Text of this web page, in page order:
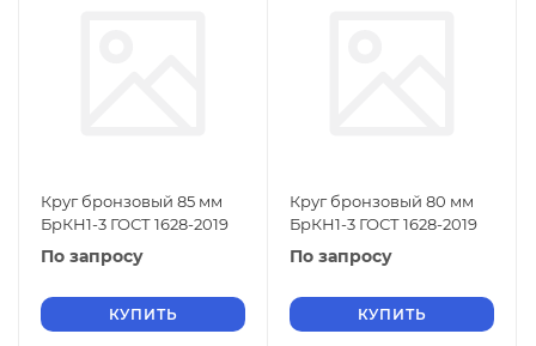
Круг бронзовый 85 мм
БрКН1-3 ГОСТ 1628-2019
По запросу
КУПИТЬ
Круг бронзовый 80 мм
БрКН1-3 ГОСТ 1628-2019
По запросу
КУПИТЬ